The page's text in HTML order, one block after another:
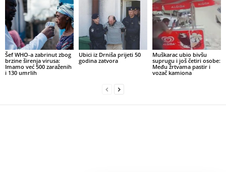
Šef WHO-a zabrinut zbog
brzine širenja virusa:
Imamo već 500 zaraženih
i 130 umrlih
Ubici iz Drniša prijeti 50
godina zatvora
Muškarac ubio bivšu
suprugu i još četiri osobe:
Među žrtvama pastir i
vozač kamiona